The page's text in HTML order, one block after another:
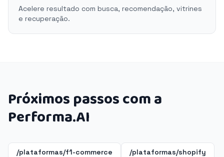
Acelere resultado com busca, recomendação, vitrines
e recuperação.
Próximos passos com a
Performa.AI
/plataformas/f1-commerce /plataformas/shopify